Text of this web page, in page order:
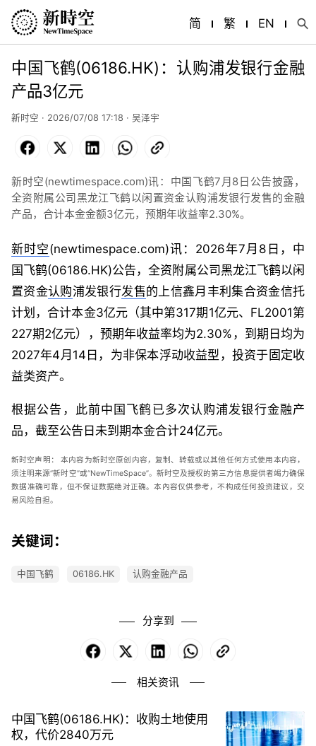
简 繁 EN
中国飞鹤(06186.HK)：认购浦发银行金融
产品3亿元
新时空 · 2026/07/08 17:18 ·吴泽宇
Facebook LinkedIn WhatsApp
新时空(newtimespace.com)讯：中国飞鹤7月8日公告披露，
全资附属公司黑龙江飞鹤以闲置资金认购浦发银行发售的金融
产品，合计本金金额3亿元，预期年收益率2.30%。
新时空(newtimespace.com)讯：2026年7月8日，中
国飞鹤(06186.HK)公告，全资附属公司黑龙江飞鹤以闲
置资金认购浦发银行发售的上信鑫月丰利集合资金信托
计划，合计本金3亿元（其中第317期1亿元、FL2001第
227期2亿元），预期年收益率均为2.30%，到期日均为
2027年4月14日，为非保本浮动收益型，投资于固定收
益类资产。
根据公告，此前中国飞鹤已多次认购浦发银行金融产
品，截至公告日未到期本金合计24亿元。
新时空声明：
本内容为新时空原创内容，复制、转载或以其他任何方式使用本内容，
须注明来源“新时空”或“NewTimeSpace”。新时空及授权的第三方信息提供者竭力确保
数据准确可靠，但不保证数据绝对正确。本內容仅供参考，不构成任何投资建议，交
易风险自担。
关键词：
中国飞鹤 06186.HK 认购金融产品
分享到
Facebook LinkedIn WhatsApp
相关资讯
中国飞鹤(06186.HK)：收购土地使用
权，代价2840万元